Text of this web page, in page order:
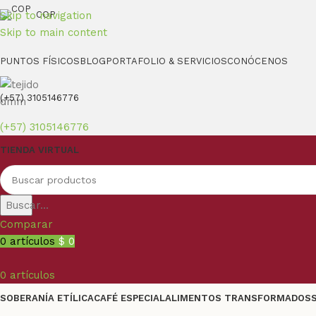
Skip to navigation
Skip to main content
COP
PUNTOS FÍSICOS BLOG PORTAFOLIO & SERVICIOSCONÓCENOS
(+57) 3105146776
(+57) 3105146776
TIENDA VIRTUAL
Buscar...
Comparar
0 artículos $ 0
0 artículos
SOBERANÍA ETÍLICACAFÉ ESPECIALALIMENTOS TRANSFORMADOS